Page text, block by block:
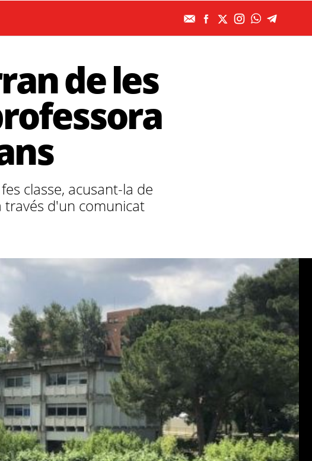
de les
classe, acusant-la de
través d'un comunicat